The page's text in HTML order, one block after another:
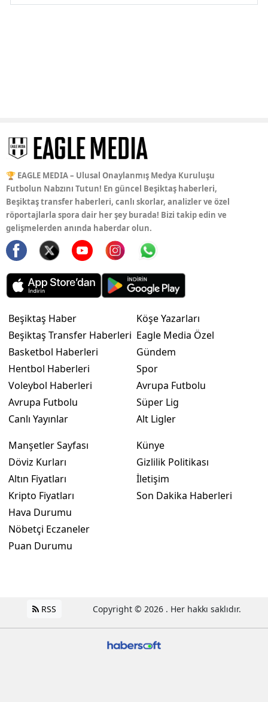
🏆 EAGLE MEDIA – Ulusal Onaylanmış Medya Kuruluşu
Futbolun Nabzını Tutun! En güncel Beşiktaş haberleri,
Beşiktaş transfer haberleri, canlı skorlar, analizler ve özel
röportajlarla spora dair her şey burada! Bizi takip edin ve
gelişmelerden anında haberdar olun.
Beşiktaş Haber
Beşiktaş Transfer Haberleri
Basketbol Haberleri
Hentbol Haberleri
Voleybol Haberleri
Avrupa Futbolu
Canlı Yayınlar
Köşe Yazarları
Eagle Media Özel
Gündem
Spor
Avrupa Futbolu
Süper Lig
Alt Ligler
Manşetler Sayfası
Döviz Kurları
Altın Fiyatları
Kripto Fiyatları
Hava Durumu
Nöbetçi Eczaneler
Puan Durumu
Künye
Gizlilik Politikası
İletişim
Son Dakika Haberleri
RSS Copyright © 2026 . Her hakkı saklıdır.